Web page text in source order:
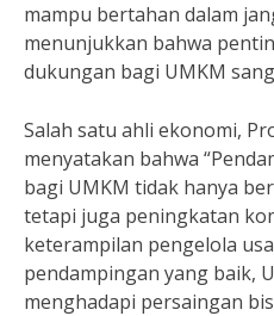
mampu bertahan dalam
menunjukkan bahwa
dukungan bagi UMKM
Salah satu ahli ekonomi,
menyatakan bahwa
bagi UMKM tidak hanya
tetapi juga peningkatan
keterampilan pengelola
pendampingan yang baik,
menghadapi persaingan